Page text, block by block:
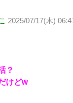
2025/07/17(木)
？
けどw